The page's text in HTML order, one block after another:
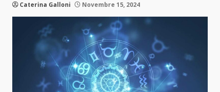
Caterina Galloni Novembre 15, 2024